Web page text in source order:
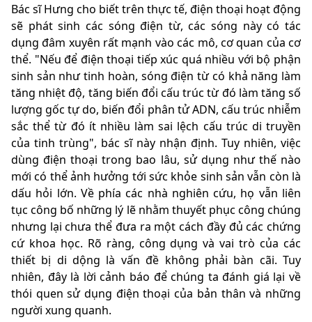
Bác sĩ Hưng cho biết trên thực tế, điện thoại hoạt động
sẽ phát sinh các sóng điện từ, các sóng này có tác
dụng đâm xuyên rất mạnh vào các mô, cơ quan của cơ
thể. "Nếu để điện thoại tiếp xúc quá nhiều với bộ phận
sinh sản như tinh hoàn, sóng điện từ có khả năng làm
tăng nhiệt độ, tăng biến đổi cấu trúc từ đó làm tăng số
lượng gốc tự do, biến đổi phân tử ADN, cấu trúc nhiễm
sắc thể từ đó ít nhiều làm sai lệch cấu trúc di truyền
của tinh trùng", bác sĩ này nhận định. Tuy nhiên, việc
dùng điện thoại trong bao lâu, sử dụng như thế nào
mới có thể ảnh hưởng tới sức khỏe sinh sản vẫn còn là
dấu hỏi lớn. Về phía các nhà nghiên cứu, họ vẫn liên
tục công bố những lý lẽ nhằm thuyết phục công chúng
nhưng lại chưa thể đưa ra một cách đầy đủ các chứng
cứ khoa học. Rõ ràng, công dụng và vai trò của các
thiết bị di dộng là vấn đề không phải bàn cãi. Tuy
nhiên, đây là lời cảnh báo để chúng ta đánh giá lại về
thói quen sử dụng điện thoại của bản thân và những
người xung quanh.